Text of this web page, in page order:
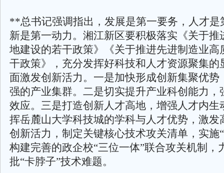
**总书记强调指出，发展是第一要务，人才是
新是第一动力。湘江新区要积极落实《关于推
地建设的若干政策》《关于推进先进制造业高
干政策》，充分发挥好科技和人才资源聚集的
面激发创新活力。一是加快形成创新集聚优势
强的产业集群。二是切实提升产业科创能力，
效应。三是打造创新人才高地，增强人才内生
挥岳麓山大学科技城的学科与人才优势，激发
创新活力，制定关键核心技术攻关清单，实施
构建完善的政企校“三位一体”联合攻关机制，
批“卡脖子”技术难题。